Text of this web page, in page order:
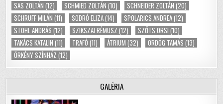
SAS ZOLTÁN (12) SCHMIED ZOLTÁN (10) SCHNEIDER ZOLTÁN (20)
SCHRUFF MILÁN (11) SODRÓ ELIZA(14) SPOLARICS ANDREA(12)
STOHL ANDRÁS (12) SZIKSZAI RÉMUSZ (12) SZŐTS ORSI (10)
TAKÁCS KATALIN (11) TRAFÓ (11) ÁTRIUM (32) ÖRDÖG TAMÁS (13)
ÖRKÉNY SZÍNHÁZ (12)
GALÉRIA